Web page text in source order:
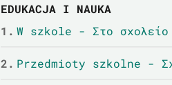
EDUKACJA I NAUKA
1. W szkole - Στο σχολείο
2. Przedmioty szkolne -